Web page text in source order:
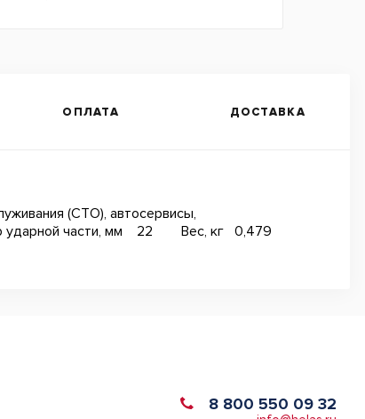
ОПЛАТА ДОСТАВКА
(СТО), автосервисы,
ударной части, мм 22 Вес, кг 0,479
8 800 550 09 32